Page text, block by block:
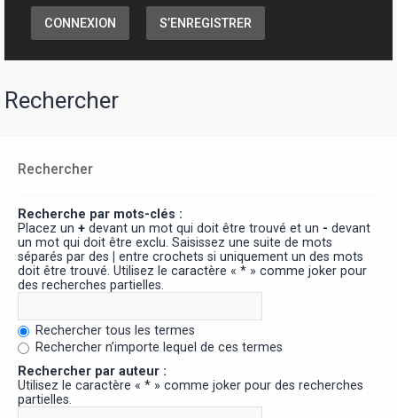
CONNEXION S’ENREGISTRER
Rechercher
Rechercher
Recherche par mots-clés :
Placez un + devant un mot qui doit être trouvé et un - devant
un mot qui doit être exclu. Saisissez une suite de mots
séparés par des
entre crochets si uniquement un des mots
doit être trouvé. Utilisez le caractère « * » comme joker pour
des recherches partielles.
Rechercher tous les termes
Rechercher n’importe lequel de ces termes
Rechercher par auteur :
Utilisez le caractère « * » comme joker pour des recherches
partielles.